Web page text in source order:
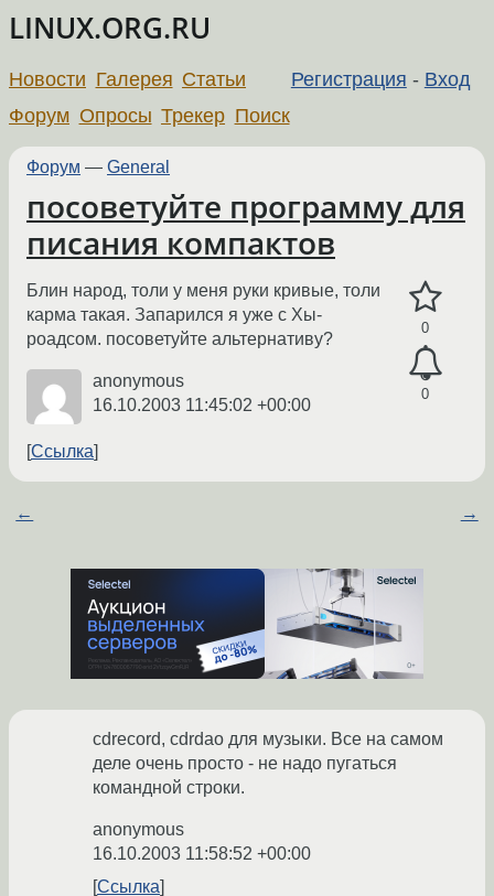
LINUX.ORG.RU
Регистрация - Вход
Новости Галерея Статьи
Форум Опросы Трекер Поиск
Форум — General
посоветуйте программу для
писания компактов
0
0
Блин народ, толи у меня руки кривые, толи
карма такая. Запарился я уже с Хы-
роадсом. посоветуйте альтернативу?
anonymous
16.10.2003 11:45:02 +00:00
Ссылка
← →
cdrecord, cdrdao для музыки. Все на самом
деле очень просто - не надо пугаться
командной строки.
anonymous
16.10.2003 11:58:52 +00:00
Ссылка